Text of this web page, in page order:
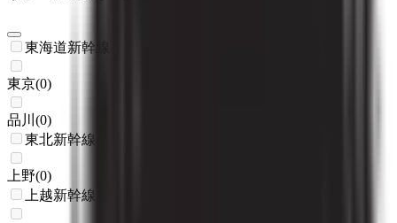
東海道新幹線
東京(0)
品川 (0)
東北新幹線
上野(0)
上越新幹線